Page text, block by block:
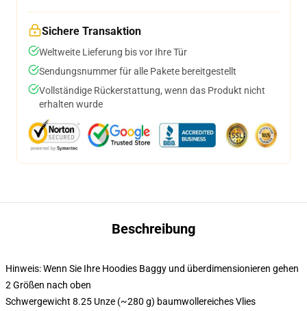
Sichere Transaktion
Weltweite Lieferung bis vor Ihre Tür
Sendungsnummer für alle Pakete bereitgestellt
Vollständige Rückerstattung, wenn das Produkt nicht
erhalten wurde
Beschreibung
Hinweis: Wenn Sie Ihre Hoodies Baggy und überdimensionieren gehen
2 Größen nach oben
Schwergewicht 8.25 Unze (~280 g) baumwollereiches Vlies